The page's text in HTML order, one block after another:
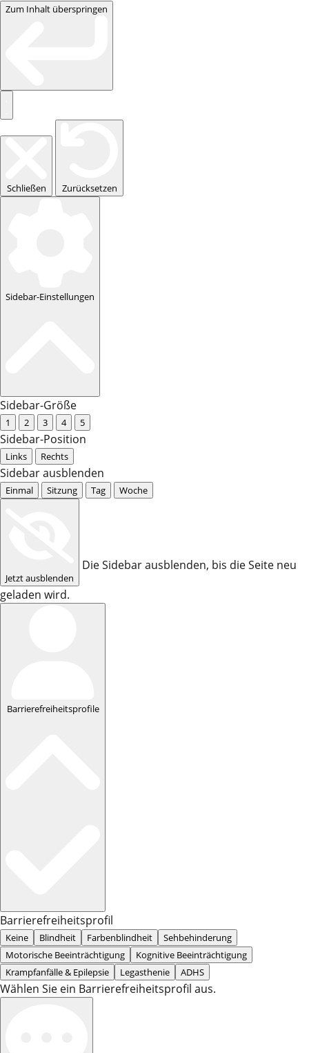
Zum Inhalt überspringen
Schließen Zurücksetzen
Sidebar-Einstellungen
Sidebar-Größe
1 2 3 4 5
Sidebar-Position
Links Rechts
Sidebar ausblenden
Einmal Sitzung Tag Woche
Jetzt ausblenden
Die Sidebar ausblenden, bis die Seite neu
geladen wird.
Barrierefreiheitsprofile
Barrierefreiheitsprofil
Keine Blindheit Farbenblindheit
Sehbehinderung
Motorische Beeinträchtigung
Kognitive Beeinträchtigung
Krampfanfälle & Epilepsie
Legasthenie ADHS
Wählen Sie ein Barrierefreiheitsprofil aus.